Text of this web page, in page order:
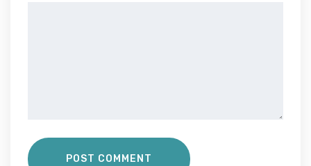
POST COMMENT